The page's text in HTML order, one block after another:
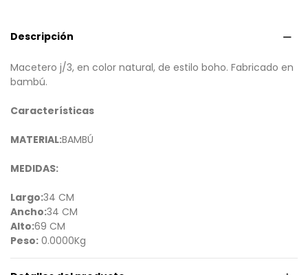
Descripción
Macetero j/3, en color natural, de estilo boho. Fabricado en
bambú.
Características
MATERIAL:BAMBÚ
MEDIDAS:
Largo:34 CM
Ancho:34 CM
Alto:69 CM
Peso: 0.0000Kg